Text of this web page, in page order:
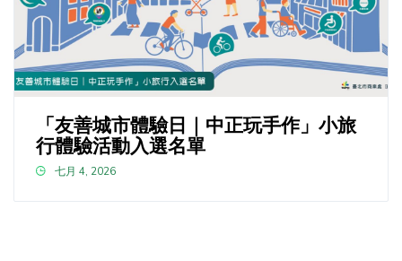
「友善城市體驗日｜中正玩手作」小旅
行體驗活動入選名單
七月 4, 2026